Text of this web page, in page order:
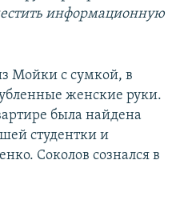
информационную
Мойки с сумкой, в
женские руки.
была найдена
студентки и
Соколов сознался в